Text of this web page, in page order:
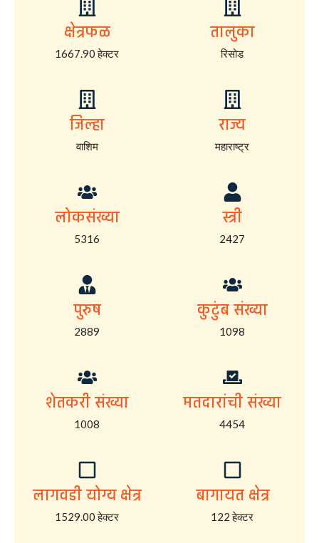
क्षेत्रफळ
1667.90 हेक्टर
तालुका
रिसोड
जिल्हा
वाशिम
राज्य
महाराष्ट्र
लोकसंख्या
5316
स्त्री
2427
पुरुष
2889
कुटुंब संख्या
1098
शेतकरी संख्या
1008
मतदारांची संख्या
4454
लागवडी योग्य क्षेत्र
1529.00 हेक्टर
बागायत क्षेत्र
122 हेक्टर